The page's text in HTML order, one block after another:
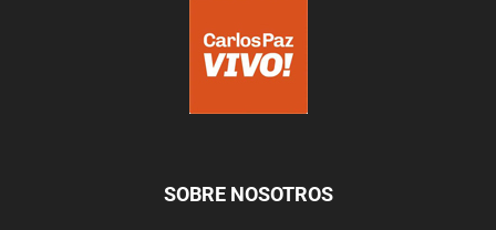
SOBRE NOSOTROS